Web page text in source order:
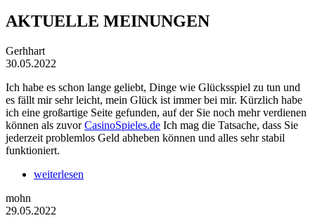
AKTUELLE MEINUNGEN
Gerhhart
30.05.2022
Ich habe es schon lange geliebt, Dinge wie Glücksspiel zu tun und
es fällt mir sehr leicht, mein Glück ist immer bei mir. Kürzlich habe
ich eine großartige Seite gefunden, auf der Sie noch mehr verdienen
können als zuvorCasinoSpieles.de Ich mag die Tatsache, dass Sie
jederzeit problemlos Geld abheben können und alles sehr stabil
funktioniert.
weiterlesen
mohn
29.05.2022